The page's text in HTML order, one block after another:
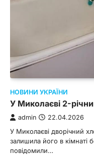
НОВИНИ УКРАЇНИ
У Миколаєві 2-
admin 22.04.2026
У Миколаєві дворічний
залишила його в кімнаті
повідомили…